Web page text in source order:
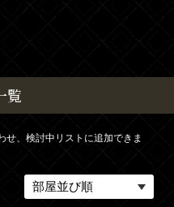
覧
せ、検討中リストに追加できま